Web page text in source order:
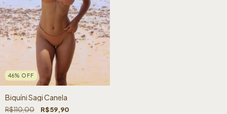
46% OFF
Biquíni Sagi Canela
R$110,00 R$59,90